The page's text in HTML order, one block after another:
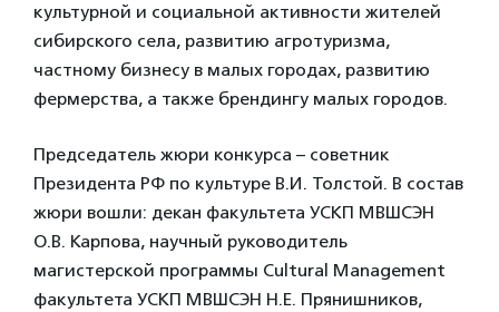
культурной и социальной активности жителей
сибирского села, развитию агротуризма,
частному бизнесу в малых городах, развитию
фермерства, а также брендингу малых городов.
Председатель жюри конкурса – советник
Президента РФ по культуре В.И. Толстой. В состав
жюри вошли: декан факультета УСКП МВШСЭН
О.В. Карпова, научный руководитель
магистерской программы Cultural Management
факультета УСКП МВШСЭН Н.Е. Прянишников,